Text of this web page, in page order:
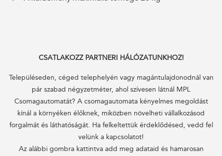
CSATLAKOZZ PARTNERI HÁLÓZATUNKHOZ!
Településeden, céged telephelyén vagy magántulajdonodnál van
pár szabad négyzetméter, ahol szívesen látnál MPL
Csomagautomatát? A csomagautomata kényelmes megoldást
kínál a környéken élőknek, miközben növelheti vállalkozásod
forgalmát és láthatóságát. Ha felkeltettük érdeklődésed, vedd fel
velünk a kapcsolatot!
Az alábbi gombra kattintva add meg adataid és hamarosan